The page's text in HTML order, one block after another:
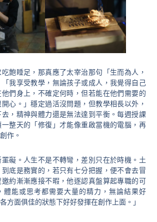
飽睡足，那真應了太宰治那句「生而為人，
我享受教學，無論孩子或成人，我覺得自己
們身上，不確定何時，但若能在他們需要的
心。」穩定過活沒問題，但教學相長以外，
，精神與體力還是無法達到平衡。每週授課
整天的「修復」才能像重啟當機的電腦，再
作。
礙。人生不是不轉彎，差別只在於時機。土
底是務實的，若只有七分把握，便不會去冒
約漸漸應接不暇，他逐認真盤算起專職的可
體能或思考都需要大量的精力，無論結果好
方面俱佳的狀態下好好發揮在創作上面。」